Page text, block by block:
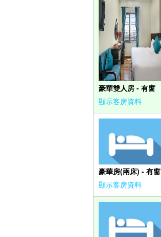
豪華雙人房 - 有窗
顯示客房資料
豪華房(兩床) - 有窗
顯示客房資料